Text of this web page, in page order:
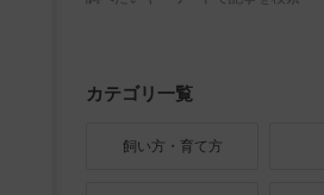
カテゴリ一覧
飼い方・育て方